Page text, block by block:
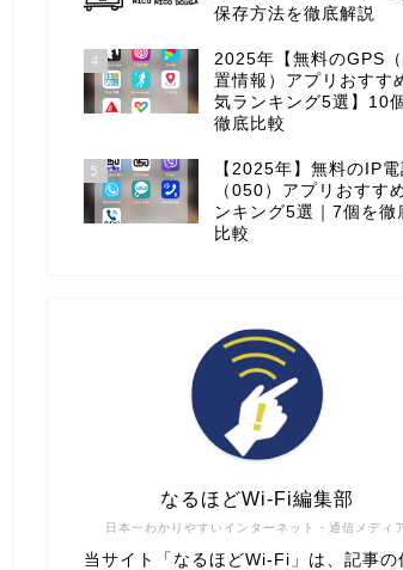
保存方法を徹底解説
4
2025年【無料のGPS
置情報）アプリおすす
気ランキング5選】10
徹底比較
5
【2025年】無料のIP電
（050）アプリおすす
ンキング5選｜7個を徹
比較
日本一わかりやすいインターネット・通信メディ
なるほどWi-Fi編集部
当サイト「なるほどWi-Fi」は、記事の